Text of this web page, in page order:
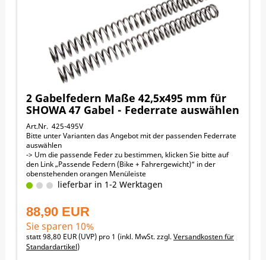
2 Gabelfedern Maße 42,5x495 mm für
SHOWA 47 Gabel - Federrate auswählen
Art.Nr. 425-495V
Bitte unter Varianten das Angebot mit der passenden Federrate
auswählen
-> Um die passende Feder zu bestimmen, klicken Sie bitte auf
den Link „Passende Federn (Bike + Fahrergewicht)“ in der
obenstehenden orangen Menüleiste
42,5 mm Außendurchmesser
HONDA CR250R 1997-2007
HONDA CRF250R 2004-2009
HONDA CRF450R 2002-2008
KAWASAKI KX250F 2006-2010
SUZUKI RM125 2004-2009
lieferbar in 1-2 Werktagen
88,90 EUR
Sie sparen 10%
statt98,80 EUR(UVP) pro 1 (inkl. MwSt. zzgl.Versandkosten für
Standardartikel)